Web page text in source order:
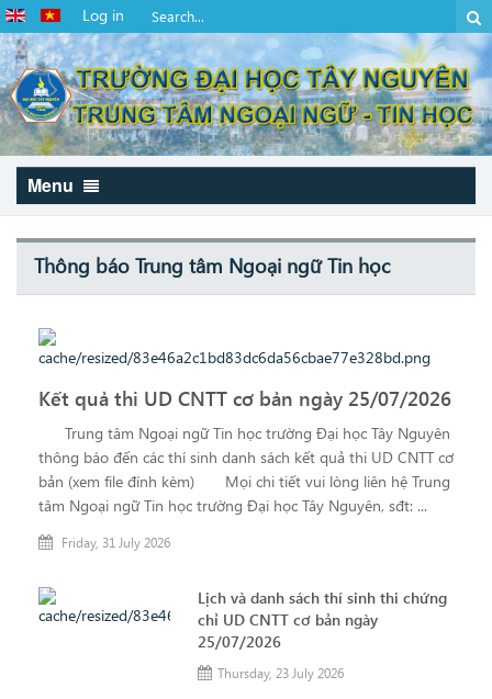
Log in
Menu
Thông báo Trung tâm Ngoại ngữ Tin học
Kết quả thi UD CNTT cơ bản ngày 25/07/2026
Trung tâm Ngoại ngữ Tin học trường Đại học Tây Nguyên
thông báo đến các thí sinh danh sách kết quả thi UD CNTT cơ
bản (xem file đính kèm) Mọi chi tiết vui lòng liên hệ Trung
tâm Ngoại ngữ Tin học trường Đại học Tây Nguyên, sđt: ...
Friday, 31 July 2026
Lịch và danh sách thí sinh thi chứng
chỉ UD CNTT cơ bản ngày
25/07/2026
Thursday, 23 July 2026